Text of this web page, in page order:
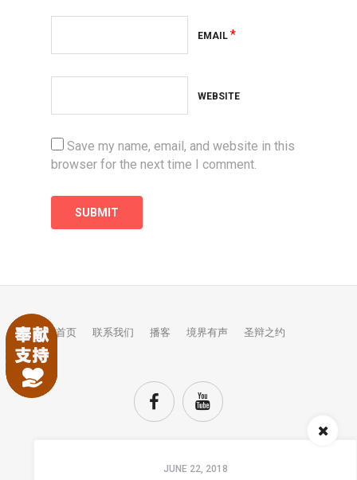
EMAIL *
WEBSITE
Save my name, email, and website in this
browser for the next time I comment.
JUNE 22, 2018
首页 联系我们 播客 境界有声 圣辩之约